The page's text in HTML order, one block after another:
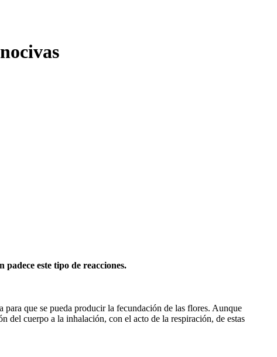
este tipo de reacciones.
para que se pueda producir la fecundación de las flores. Aunque
del cuerpo a la inhalación, con el acto de la respiración, de estas